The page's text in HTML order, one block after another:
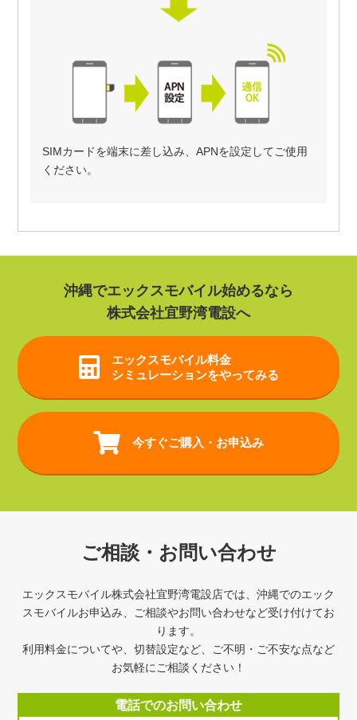
SIMカードを端末に差し込み、APNを設定してご使用
ください。
沖縄でエックスモバイル始めるなら
株式会社宜野湾電設へ
エックスモバイル料金
シミュレーションをやってみる
今すぐご購入・お申込み
ご相談・お問い合わせ
エックスモバイル株式会社宜野湾電設店では、沖縄でのエック
スモバイルお申込み、ご相談やお問い合わせなど受け付けてお
ります。
利用料金についてや、切替設定など、ご不明・ご不安な点など
お気軽にご相談ください！
電話でのお問い合わせ